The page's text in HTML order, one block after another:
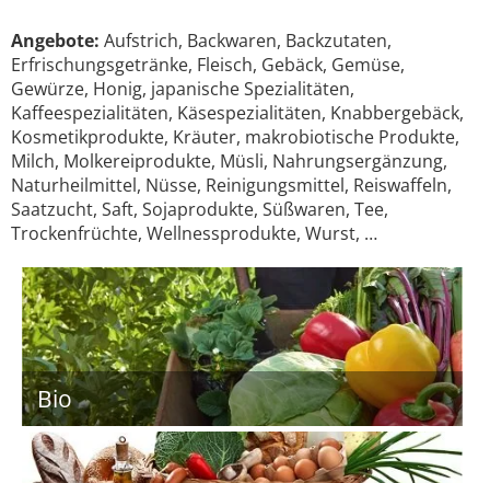
Angebote: Aufstrich, Backwaren, Backzutaten,
Erfrischungsgetränke, Fleisch, Gebäck, Gemüse,
Gewürze, Honig, japanische Spezialitäten,
Kaffeespezialitäten, Käsespezialitäten, Knabbergebäck,
Kosmetikprodukte, Kräuter, makrobiotische Produkte,
Milch, Molkereiprodukte, Müsli, Nahrungsergänzung,
Naturheilmittel, Nüsse, Reinigungsmittel, Reiswaffeln,
Saatzucht, Saft, Sojaprodukte, Süßwaren, Tee,
Trockenfrüchte, Wellnessprodukte, Wurst, …
Bio